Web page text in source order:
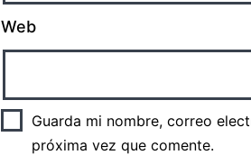
Web
Guarda mi nombre, correo
próxima vez que comente.